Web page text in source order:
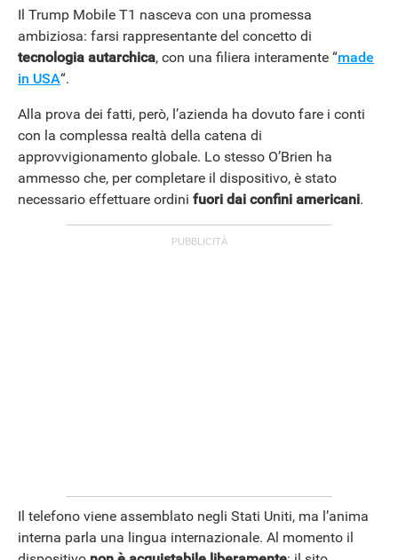
APPLE
Il Trump Mobile T1 nasceva con una promessa
ambiziosa: farsi rappresentante del concetto di
tecnologia autarchica, con una filiera interamente “made
in USA“.
Alla prova dei fatti, però, l’azienda ha dovuto fare i conti
con la complessa realtà della catena di
approvvigionamento globale. Lo stesso O’Brien ha
ammesso che, per completare il dispositivo, è stato
necessario effettuare ordini fuori dai confini americani.
Il telefono viene assemblato negli Stati Uniti, ma l’anima
interna parla una lingua internazionale. Al momento il